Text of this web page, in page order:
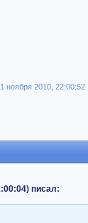
ноября 2010, 22:00:52
писал: